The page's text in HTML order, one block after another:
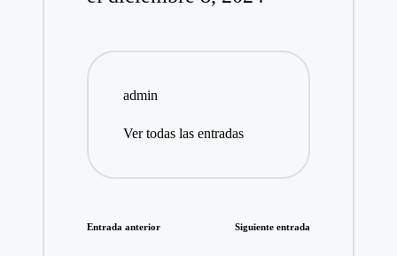
admin
Ver todas las entradas
Navegación
Entrada anterior Siguiente entrada